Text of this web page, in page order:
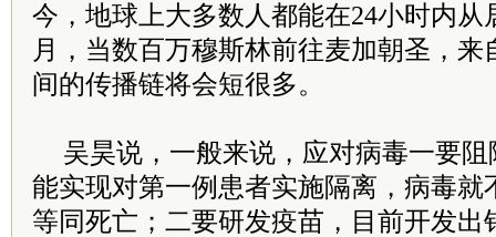
今，地球上大多数人都能在24小时内从
月，当数百万穆斯林前往麦加朝圣，
间的传播链将会短很多。
吴昊说，一般来说，应对病毒一要
能实现对第一例患者实施隔离，病毒就
等同死亡；二要研发疫苗，目前开发出